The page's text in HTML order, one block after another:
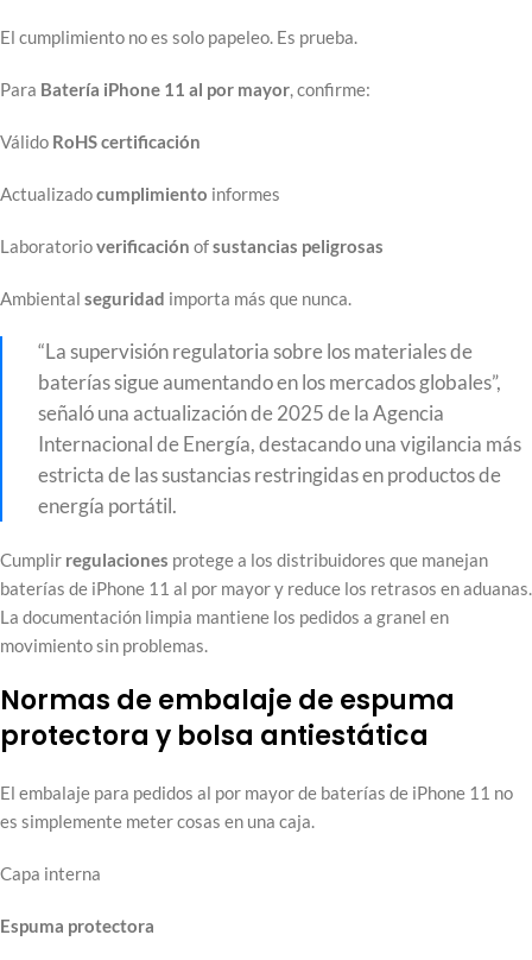
El cumplimiento no es solo papeleo. Es prueba.
Para Batería iPhone 11 al por mayor, confirme:
Válido RoHScertificación
Actualizadocumplimiento informes
Laboratorioverificación ofsustancias peligrosas
Ambiental seguridad importa más que nunca.
“La supervisión regulatoria sobre los materiales de
baterías sigue aumentando en los mercados globales”,
señaló una actualización de 2025 de la Agencia
Internacional de Energía, destacando una vigilancia más
estricta de las sustancias restringidas en productos de
energía portátil.
Cumplir regulaciones protege a los distribuidores que manejan
baterías de iPhone 11 al por mayor y reduce los retrasos en aduanas.
La documentación limpia mantiene los pedidos a granel en
movimiento sin problemas.
Normas de embalaje de espuma
protectora y bolsa antiestática
El embalaje para pedidos al por mayor de baterías de iPhone 11 no
es simplemente meter cosas en una caja.
Capa interna
Espuma protectora